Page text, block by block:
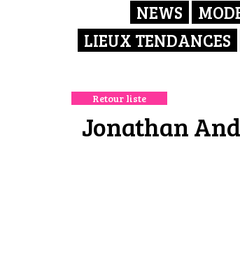
NEWS
LIEUX TENDANCES
Retour liste
Jonathan